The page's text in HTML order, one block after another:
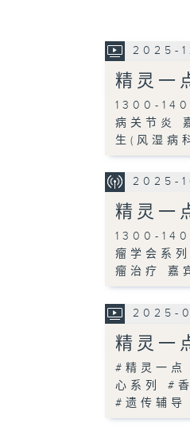
2025-
精灵一
1300-
病关节炎
生(风湿病
2025-
精灵一
1300-
瘤学会系
瘤治疗 嘉
2025-
精灵一
#精灵一点
心系列 #
#遗传辅导